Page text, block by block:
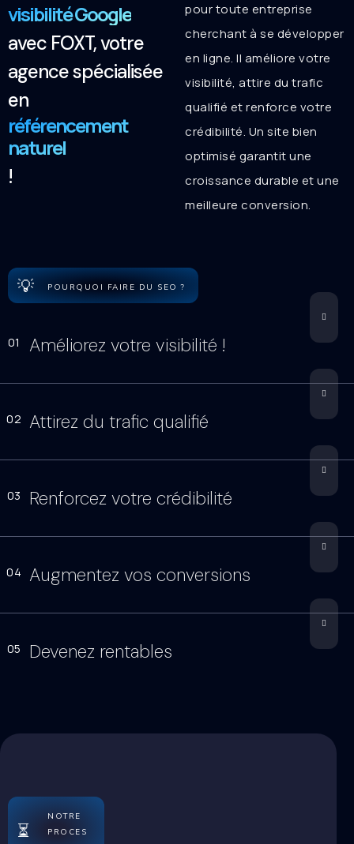
visibilité Google
avec FOXT, votre
agence spécialisée
en
référencement
naturel
!
pour toute entreprise
cherchant à se développer
en ligne. Il améliore votre
visibilité, attire du trafic
qualifié et renforce votre
crédibilité. Un site bien
optimisé garantit une
croissance durable et une
meilleure conversion.
💡 POURQUOI FAIRE DU SEO ?
01 Améliorez votre visibilité !
02 Attirez du trafic qualifié
03 Renforcez votre crédibilité
04 Augmentez vos conversions
05 Devenez rentables
⏳
NOTRE
PROCES